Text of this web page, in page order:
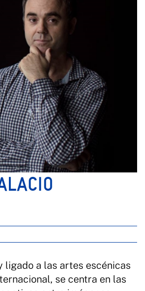
ligado a las artes escénicas
se centra en las